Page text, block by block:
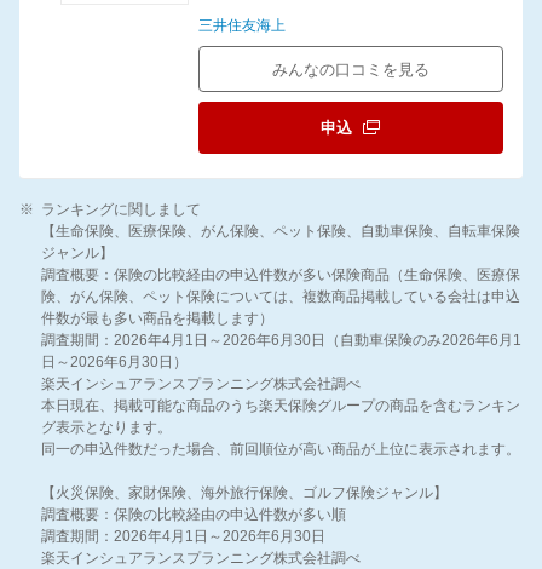
三井住友海上
申込
みんなの口コミを見る
※ ランキングに関しまして
【生命保険、医療保険、がん保険、ペット保険、自動車保険、自転車保険
ジャンル】
調査概要：保険の比較経由の申込件数が多い保険商品（生命保険、医療保
険、がん保険、ペット保険については、複数商品掲載している会社は申込
件数が最も多い商品を掲載します）
調査期間：2026年4月1日～2026年6月30日（自動車保険のみ2026年6月1
日～2026年6月30日）
楽天インシュアランスプランニング株式会社調べ
本日現在、掲載可能な商品のうち楽天保険グループの商品を含むランキン
グ表示となります。
同一の申込件数だった場合、前回順位が高い商品が上位に表示されます。
【火災保険、家財保険、海外旅行保険、ゴルフ保険ジャンル】
調査概要：保険の比較経由の申込件数が多い順
調査期間：2026年4月1日～2026年6月30日
楽天インシュアランスプランニング株式会社調べ